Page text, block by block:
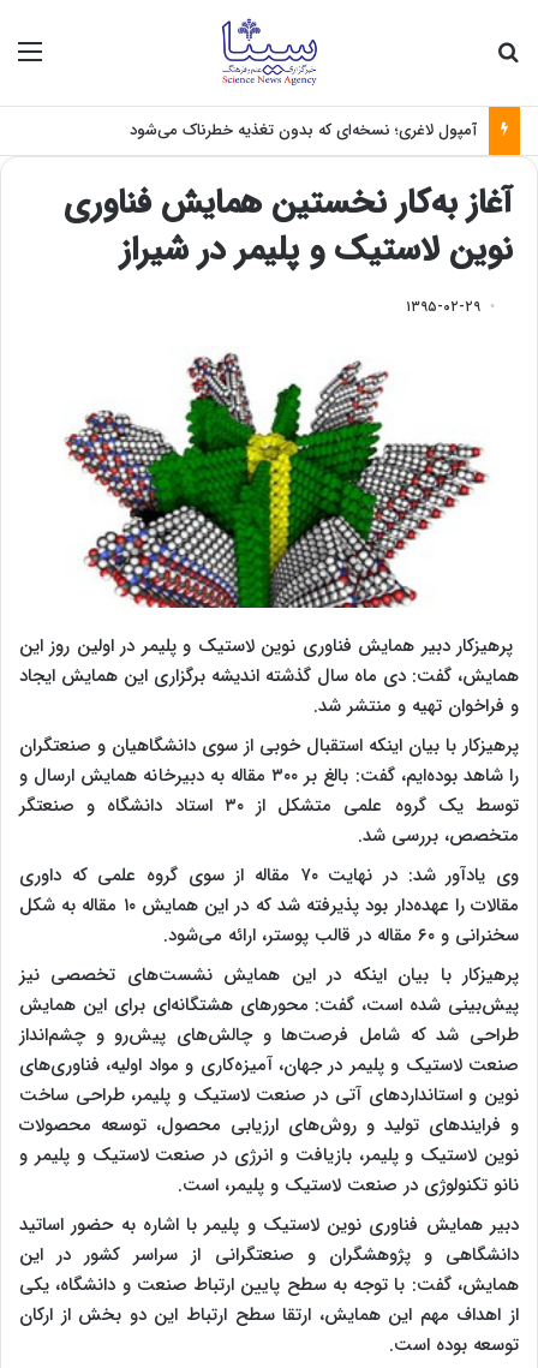
آمپول لاغری؛ نسخه‌ای که بدون تغذیه خطرناک می‌شود
آغاز به‌کار نخستین همایش فناوری
نوین لاستیک و پلیمر در شیراز
۱۳۹۵-۰۲-۲۹
پرهیزکار دبیر همایش فناوری نوین لاستیک و پلیمر در اولین روز این
همایش، گفت: دی ماه سال گذشته اندیشه برگزاری این همایش ایجاد
و فراخوان تهیه و منتشر شد.
پرهیزکار با بیان اینکه استقبال خوبی از سوی دانشگاهیان و صنعتگران
را شاهد بوده‌ایم، گفت: بالغ بر ۳۰۰ مقاله به دبیرخانه همایش ارسال و
توسط یک گروه علمی متشکل از ۳۰ استاد دانشگاه و صنعتگر
متخصص، بررسی شد.
وی یادآور شد: در نهایت ۷۰ مقاله از سوی گروه علمی که داوری
مقالات را عهده‌دار بود پذیرفته شد که در این همایش ۱۰ مقاله به شکل
سخنرانی و ۶۰ مقاله در قالب پوستر، ارائه می‌شود.
پرهیزکار با بیان اینکه در این همایش نشست‌های تخصصی نیز
پیش‌بینی شده است، گفت: محورهای هشتگانه‌ای برای این همایش
طراحی شد که شامل فرصت‌ها و چالش‌های پیش‌رو و چشم‌انداز
صنعت لاستیک و پلیمر در جهان، آمیزه‌کاری و مواد اولیه، فناوری‌های
نوین و استانداردهای آتی در صنعت لاستیک و پلیمر، طراحی ساخت
و فرایندهای تولید و روش‌های ارزیابی محصول، توسعه محصولات
نوین لاستیک و پلیمر، بازیافت و انرژی در صنعت لاستیک و پلیمر و
نانو تکنولوژی در صنعت لاستیک و پلیمر، است.
دبیر همایش فناوری نوین لاستیک و پلیمر با اشاره به حضور اساتید
دانشگاهی و پژوهشگران و صنعتگرانی از سراسر کشور در این
همایش، گفت: با توجه به سطح پایین ارتباط صنعت و دانشگاه، یکی
از اهداف مهم این همایش، ارتقا سطح ارتباط این دو بخش از ارکان
توسعه بوده است.